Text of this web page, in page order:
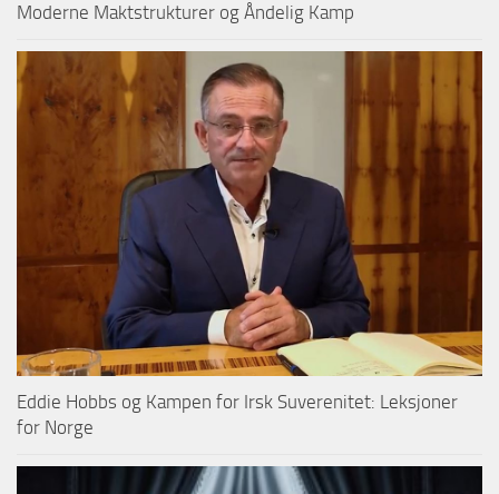
Moderne Maktstrukturer og Åndelig Kamp
Eddie Hobbs og Kampen for Irsk Suverenitet: Leksjoner
for Norge